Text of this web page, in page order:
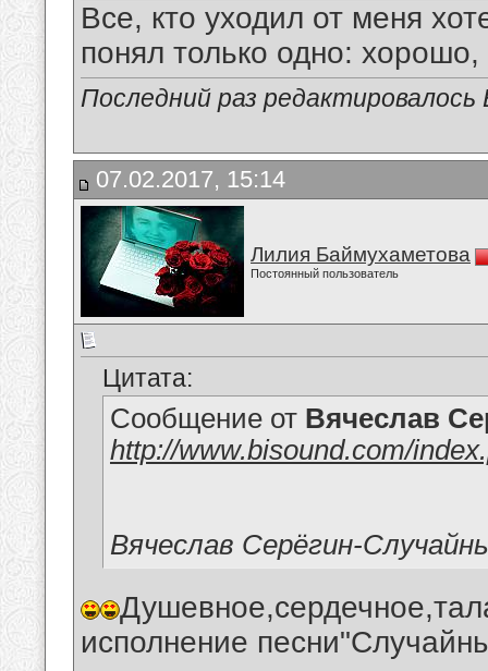
Все, кто уходил от меня
понял только одно:
Последний раз
07.02.2017, 15:14
Лилия Баймухаметова
Постоянный пользователь
Цитата:
Сообщение от Вячеслав
http://www.bisound.com/
Вячеслав Серёгин-
исполнение